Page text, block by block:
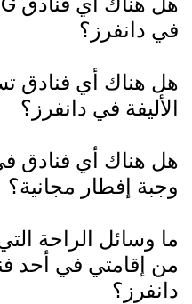
في دانفرز؟
هل هناك أي فنادق
الأليفة في دانفرز؟
هل هناك أي فنادق
وجبة إفطار مجانية؟
ما وسائل الراحة
دانفرز؟